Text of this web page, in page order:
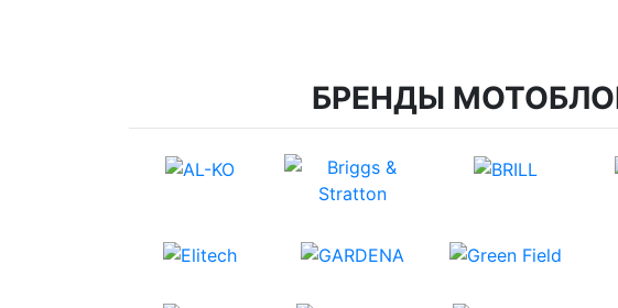
БРЕНДЫ